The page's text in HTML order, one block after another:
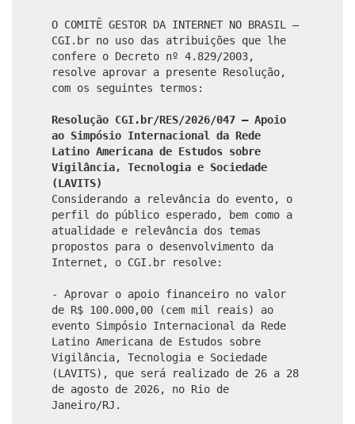
O COMITÊ GESTOR DA INTERNET NO BRASIL –
CGI.br no uso das atribuições que lhe
confere o Decreto nº 4.829/2003,
resolve aprovar a presente Resolução,
com os seguintes termos:
Resolução CGI.br/RES/2026/047 – Apoio
ao Simpósio Internacional da Rede
Latino Americana de Estudos sobre
Vigilância, Tecnologia e Sociedade
(LAVITS)
Considerando a relevância do evento, o
perfil do público esperado, bem como a
atualidade e relevância dos temas
propostos para o desenvolvimento da
Internet, o CGI.br resolve:
- Aprovar o apoio financeiro no valor
de R$ 100.000,00 (cem mil reais) ao
evento Simpósio Internacional da Rede
Latino Americana de Estudos sobre
Vigilância, Tecnologia e Sociedade
(LAVITS), que será realizado de 26 a 28
de agosto de 2026, no Rio de
Janeiro/RJ.